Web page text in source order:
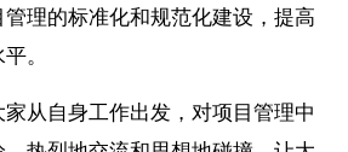
理的标准化和规范化建设，提高
。
自身工作出发，对项目管理中